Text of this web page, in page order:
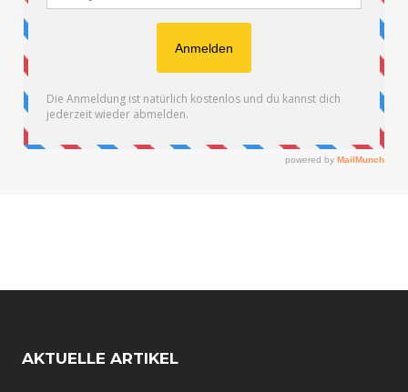
AKTUELLE ARTIKEL